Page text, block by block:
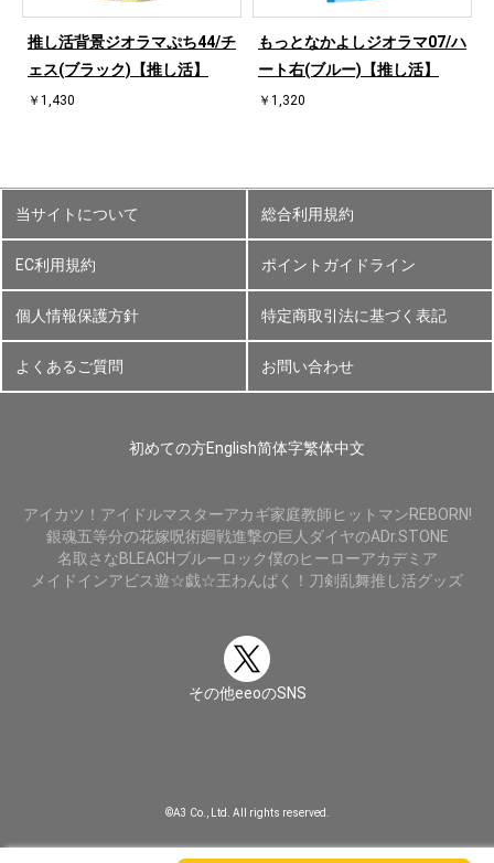
推し活背景ジオラマぷち44/チ
ェス(ブラック)【推し活】
￥1,430
もっとなかよしジオラマ07/ハ
ート右(ブルー)【推し活】
￥1,320
当サイトについて 総合利用規約
EC利用規約 ポイントガイドライン
個人情報保護方針 特定商取引法に基づく表記
よくあるご質問 お問い合わせ
初めての方English简体字繁体中文
アイカツ！ アイドルマスターアカギ家庭教師ヒットマンREBORN!
銀魂五等分の花嫁呪術廻戦進撃の巨人 ダイヤのADr.STONE
名取さなBLEACHブルーロック僕のヒーローアカデミア
メイドインアビス遊☆戯☆王わんぱく！刀剣乱舞推し活グッズ
その他eeoのSNS
©A3 Co., Ltd. All rights reserved.